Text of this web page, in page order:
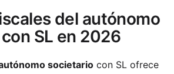
del autónomo
SL en 2026
societario con SL ofrece